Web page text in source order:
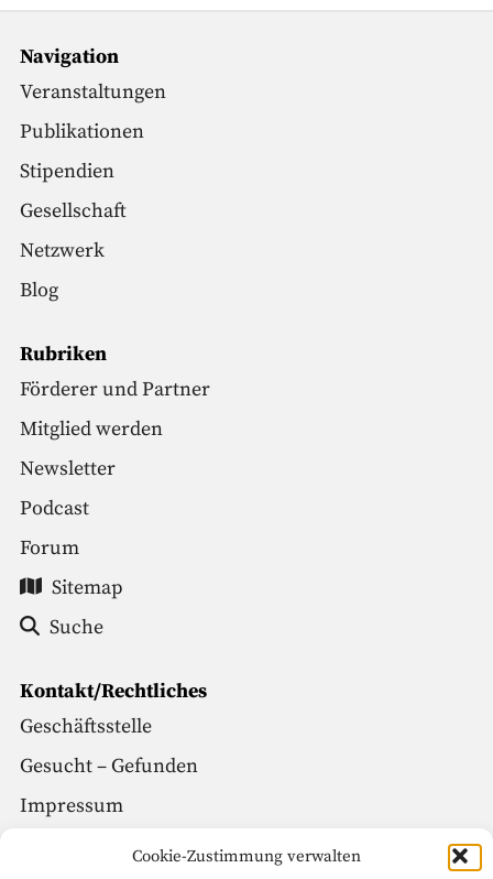
Cookie-Zustimmung verwalten
Navigation
Veranstaltungen
Publikationen
Stipendien
Gesellschaft
Netzwerk
Blog
Rubriken
Förderer und Partner
Mitglied werden
Newsletter
Podcast
Forum
Sitemap
Suche
Kontakt/Rechtliches
Geschäftsstelle
Gesucht – Gefunden
Impressum